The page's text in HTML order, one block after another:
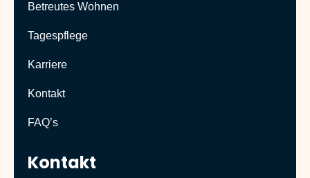
Betreutes Wohnen
Tagespflege
Karriere
Kontakt
FAQ’s
Kontakt